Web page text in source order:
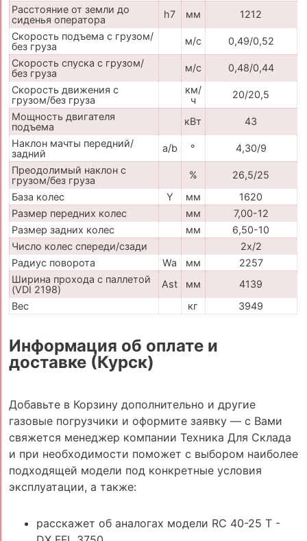
Расстояние от земли до
сиденья оператора
h7 мм
1212
Скорость подъема с грузом/
без груза
м/с
0,49/0,52
Скорость спуска с грузом/
без груза
м/с
0,48/0,44
Скорость движения с
грузом/без груза
км/
ч
20/20,5
Мощность двигателя
подъема
кВт
43
Наклон мачты передний/
задний
a/b °
4,30/9
Преодолимый наклон с
грузом/без груза
%
26,5/25
База колес
Y мм
1620
Размер передних колес
мм
7,00-12
Размер задних колес
мм
6,50-10
Число колес спереди/сзади
2x/2
Радиус поворота
Wa мм
2257
Ширина прохода с паллетой
(VDI 2198)
Ast мм
4139
Вес
кг 3949
Информация об оплате и
доставке (Курск)
Добавьте в Корзину дополнительно и другие
газовые погрузчики и оформите заявку — с Вами
свяжется менеджер компании Техника Для Склада
и при необходимости поможет с выбором наиболее
подходящей модели под конкретные условия
эксплуатации, а также:
расскажет об аналогах модели RC 40-25 T -